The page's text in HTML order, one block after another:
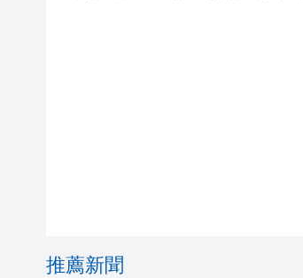
推薦新聞